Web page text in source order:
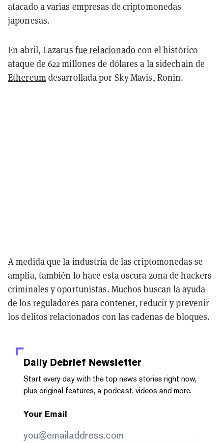
atacado a varias empresas de criptomonedas
japonesas.
En abril, Lazarus fue relacionado con el histórico
ataque de 622 millones de dólares a la sidechain de
Ethereumdesarrollada por Sky Mavis, Ronin.
A medida que la industria de las criptomonedas se
amplía, también lo hace esta oscura zona de hackers
criminales y oportunistas. Muchos buscan la ayuda
de los reguladores para contener, reducir y prevenir
los delitos relacionados con las cadenas de bloques.
Daily Debrief Newsletter
Start every day with the top news stories right now,
plus original features, a podcast, videos and more.
Your Email